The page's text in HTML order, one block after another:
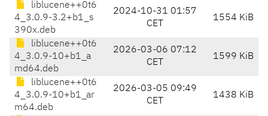
liblucene++0t6
4_3.0.9-3.2+b1_s
390x.deb
2024-10-31 01:57
CET
1554 KiB
liblucene++0t6
4_3.0.9-10+b1_a
md64.deb
2026-03-06 07:12
CET
1599 KiB
liblucene++0t6
4_3.0.9-10+b1_ar
m64.deb
2026-03-05 09:49
CET
1438 KiB